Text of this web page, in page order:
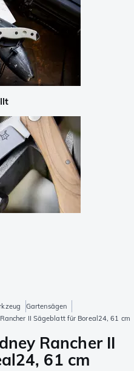
Gartensägen
II Sägeblatt für Boreal24, 61 cm
Rancher II
61 cm